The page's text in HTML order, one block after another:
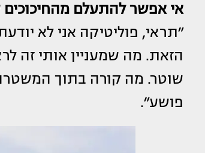
אי אפשר להתעלם
״תראי, פוליטיקה אני לא
הזאת. מה שמעניין אותי זה
שוטר. מה קורה בתוך
פושע״.